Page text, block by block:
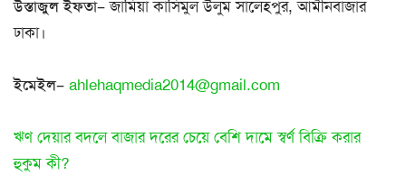
উস্তাজুল ইফতা– জামিয়া কাসিমুল উলুম সালেহপুর, আমীনবাজার
ঢাকা।
ইমেইল– ahlehaqmedia2014@gmail.com
ঋণ দেয়ার বদলে বাজার দরের চেয়ে বেশি দামে স্বর্ণ বিক্রি করার
হুকুম কী?